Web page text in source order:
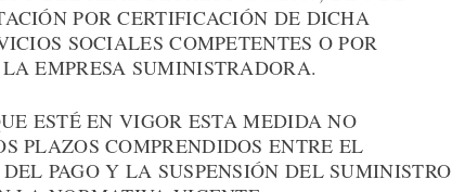
POR CERTIFICACIÓN DE DICHA
SOCIALES COMPETENTES O POR
EMPRESA SUMINISTRADORA.
ESTÉ EN VIGOR ESTA MEDIDA NO
PLAZOS COMPRENDIDOS ENTRE EL
PAGO Y LA SUSPENSIÓN DEL SUMINISTRO